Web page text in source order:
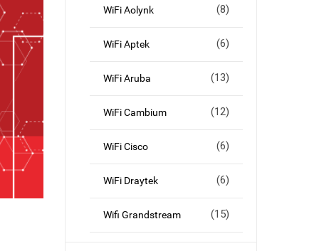
WiFi Aolynk (8)
WiFi Aptek (6)
WiFi Aruba (13)
WiFi Cambium (12)
WiFi Cisco (6)
WiFi Draytek (6)
Wifi Grandstream (15)